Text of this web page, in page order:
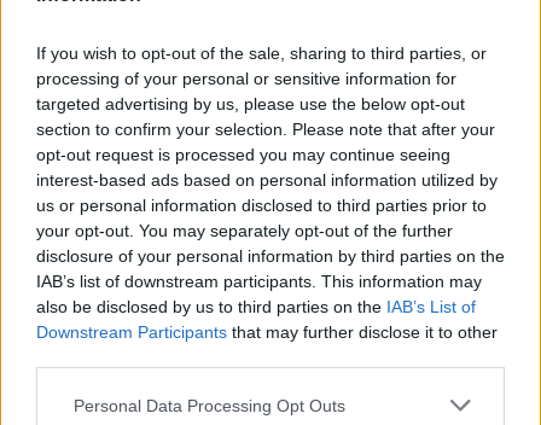
If you wish to opt-out of the sale, sharing to third parties, or
processing of your personal or sensitive information for
targeted advertising by us, please use the below opt-out
section to confirm your selection. Please note that after your
opt-out request is processed you may continue seeing
interest-based ads based on personal information utilized by
us or personal information disclosed to third parties prior to
your opt-out. You may separately opt-out of the further
disclosure of your personal information by third parties on the
IAB’s list of downstream participants. This information may
also be disclosed by us to third parties on the IAB’s List of
Downstream Participants that may further disclose it to other
Please note that this website/app uses one or more Google
Personal Data Processing Opt Outs
bramek, kartki, składy, statystyki i informacje o przebiegu
spotkania. To kompletne źródło danych dla kibiców i pasjonatów
lokalnej piłki nożnej. Jeżeli aktualnie nie widzisz tutaj danych z pewnością
pracujemy nad tym żeby je uzupełnić.
Wynik meczu Wiśnia Trzciana vs Jutrzenka Ławnica
Po zakończeniu spotkania automatycznie publikujemyoficjalny wynik
spotkania, a także dane meczowe, jeśli są dostępne.
Pełny harmonogram rozgrywek dostępny jest tutaj:Rzeszów > Klasa B,
gr. V - terminarz.
Informacje o składach i strzelcach
W miarę dostępności danych, publikujemyskłady wyjściowe,
aktualizujemy zależnie od poziomu ligi i dostępnych źródeł.
Śledź mecze swojej drużyny